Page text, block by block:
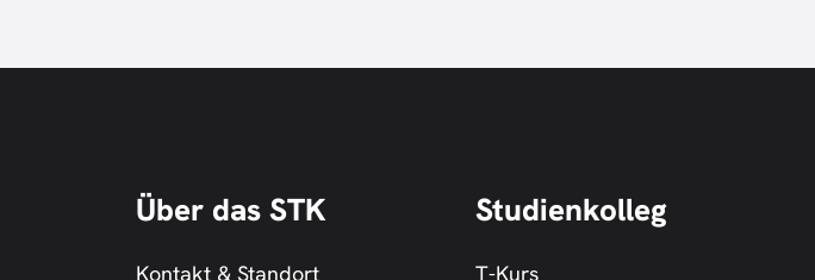
Über das STK
Kontakt & Standort
Studienkolleg
T-Kurs